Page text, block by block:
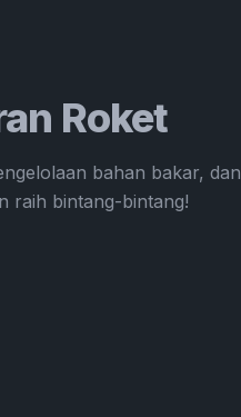
Roket
bahan bakar, dan
raih bintang-bintang!